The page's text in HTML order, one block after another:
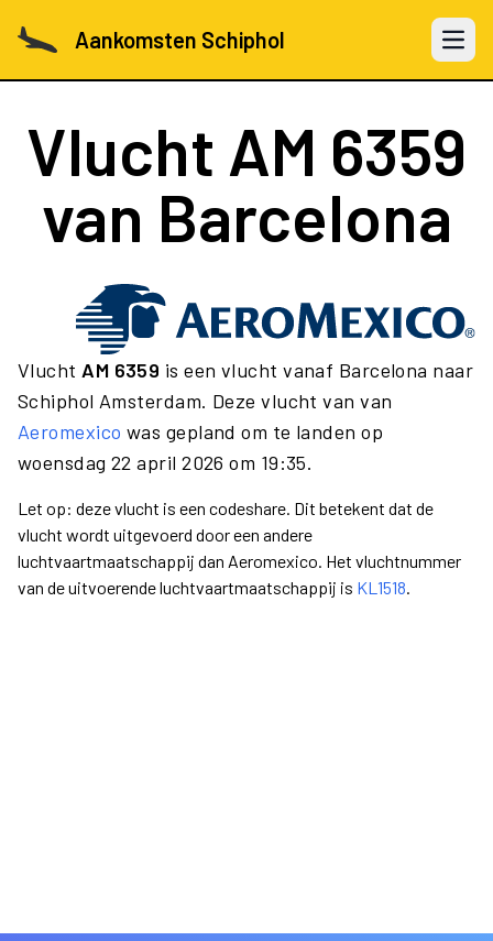
Aankomsten Schiphol Open
Vlucht AM 6359
van Barcelona
Vlucht AM 6359 is een vlucht vanaf Barcelona naar
Schiphol Amsterdam. Deze vlucht van van
Aeromexico was gepland om te landen op
woensdag 22 april 2026 om 19:35.
Let op: deze vlucht is een codeshare. Dit betekent dat de
vlucht wordt uitgevoerd door een andere
luchtvaartmaatschappij dan Aeromexico. Het vluchtnummer
van de uitvoerende luchtvaartmaatschappij is KL1518.